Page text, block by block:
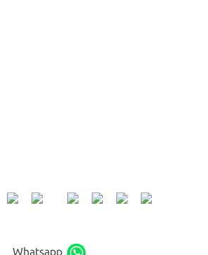
Whatsapp